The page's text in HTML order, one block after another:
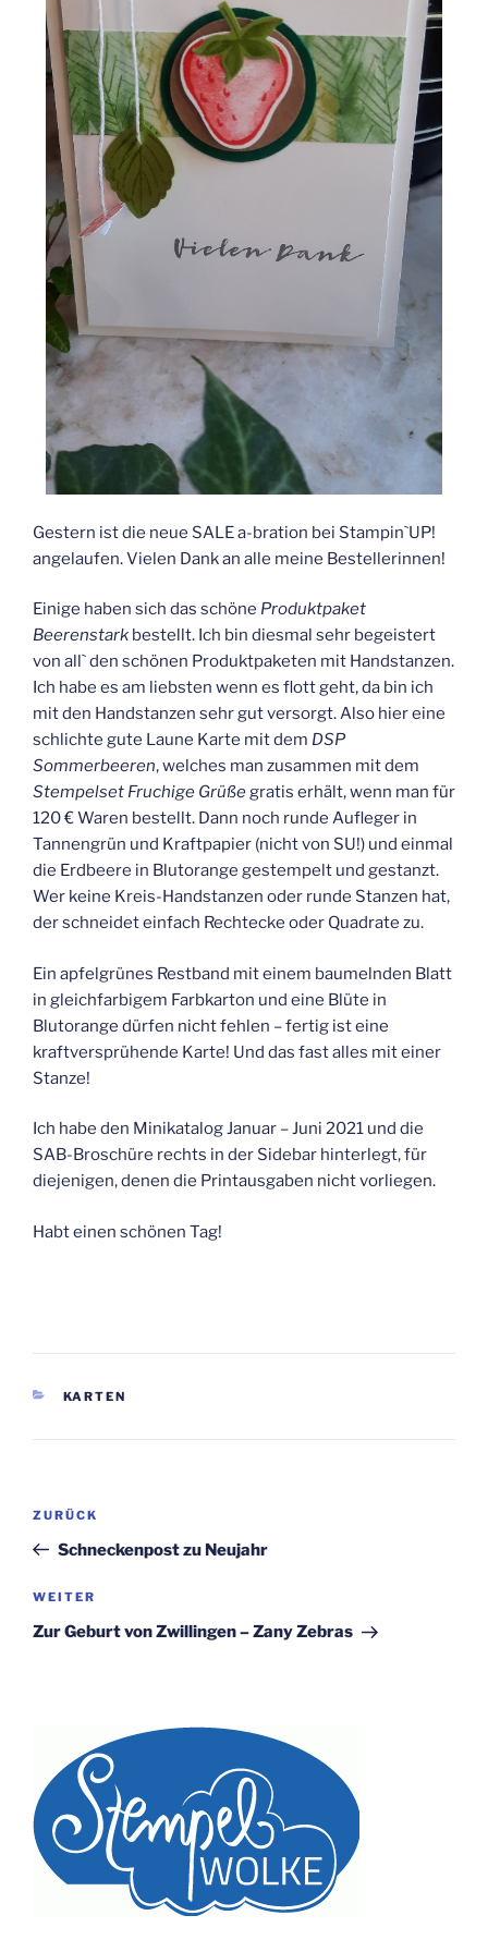
Gestern ist die neue SALE a-bration bei Stampin`UP!
angelaufen. Vielen Dank an alle meine Bestellerinnen!
Einige haben sich das schöne Produktpaket
Beerenstark bestellt. Ich bin diesmal sehr begeistert
von all` den schönen Produktpaketen mit Handstanzen.
Ich habe es am liebsten wenn es flott geht, da bin ich
mit den Handstanzen sehr gut versorgt. Also hier eine
schlichte gute Laune Karte mit dem DSP
Sommerbeeren, welches man zusammen mit dem
Stempelset Fruchige Grüßegratis erhält, wenn man für
120 € Waren bestellt. Dann noch runde Aufleger in
Tannengrün und Kraftpapier (nicht von SU!) und einmal
die Erdbeere in Blutorange gestempelt und gestanzt.
Wer keine Kreis-Handstanzen oder runde Stanzen hat,
der schneidet einfach Rechtecke oder Quadrate zu.
Ein apfelgrünes Restband mit einem baumelnden Blatt
in gleichfarbigem Farbkarton und eine Blüte in
Blutorange dürfen nicht fehlen – fertig ist eine
kraftversprühende Karte! Und das fast alles mit einer
Stanze!
Ich habe den Minikatalog Januar – Juni 2021 und die
SAB-Broschüre rechts in der Sidebar hinterlegt, für
diejenigen, denen die Printausgaben nicht vorliegen.
Habt einen schönen Tag!
KATEGORIEN
KARTEN
Beitragsnavigation
Vorheriger
Beitrag
ZURÜCK
Schneckenpost zu Neujahr
Nächster
Beitrag
WEITER
Zur Geburt von Zwillingen – Zany Zebras